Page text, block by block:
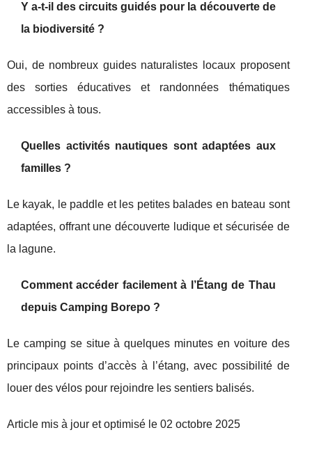
Y a-t-il des circuits guidés pour la découverte de
la biodiversité ?
Oui, de nombreux guides naturalistes locaux proposent
des sorties éducatives et randonnées thématiques
accessibles à tous.
Quelles activités nautiques sont adaptées aux
familles ?
Le kayak, le paddle et les petites balades en bateau sont
adaptées, offrant une découverte ludique et sécurisée de
la lagune.
Comment accéder facilement à l’Étang de Thau
depuis Camping Borepo ?
Le camping se situe à quelques minutes en voiture des
principaux points d’accès à l’étang, avec possibilité de
louer des vélos pour rejoindre les sentiers balisés.
Article mis à jour et optimisé le 02 octobre 2025